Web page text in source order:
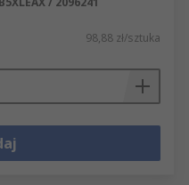
98,88 zł/sztuka